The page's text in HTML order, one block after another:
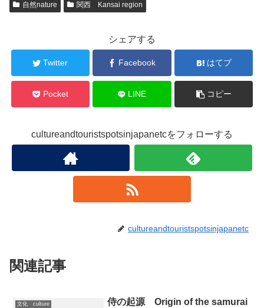
自然nature
関西 Kansai region
シェアする
Twitter Facebook はてブ
Pocket LINE コピー
cultureandtouristspotsinjapanetcをフォローする
cultureandtouristspotsinjapanetc
関連記事
文化 culture 侍の起源 Origin of the samurai